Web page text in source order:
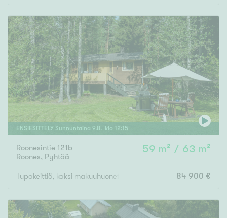
ENSIESITTELY Sunnuntaina 9.8. klo 12:15
Roonesintie 121b
Roones, Pyhtää
59 m² / 63 m²
Tupakeittiö, kaksi makuuhuonetta, sauna, pukuhuone, terassi
84 900 €